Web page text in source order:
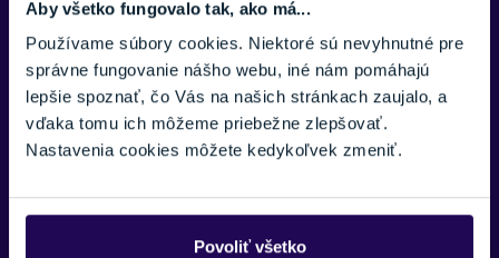
Aby všetko fungovalo tak, ako má...
Používame súbory cookies. Niektoré sú nevyhnutné pre
správne fungovanie nášho webu, iné nám pomáhajú
lepšie spoznať, čo Vás na našich stránkach zaujalo, a
vďaka tomu ich môžeme priebežne zlepšovať.
Nastavenia cookies môžete kedykoľvek zmeniť.
Povoliť všetko
produktu.